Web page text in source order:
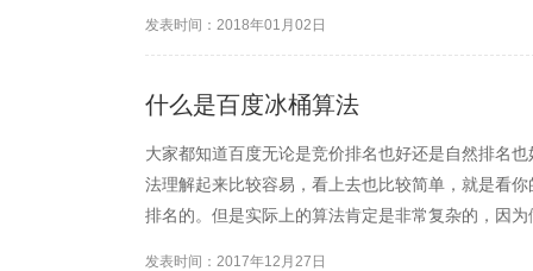
发表时间：2018年01月02日
什么是百度冰桶算法
大家都知道百度无论是竞价排名也好还是自然排名
法理解起来比较容易，看上去也比较简单，就是看
排名的。但是实际上的算法肯定是非常复杂的，因
发表时间：2017年12月27日